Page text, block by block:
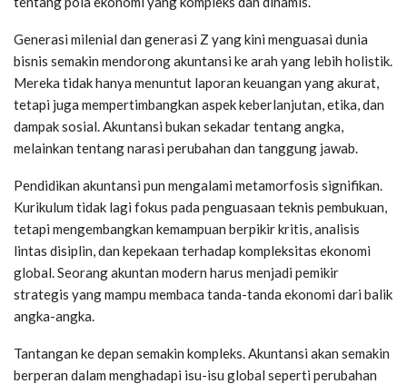
Generasi milenial dan generasi Z yang kini menguasai dunia
bisnis semakin mendorong akuntansi ke arah yang lebih holistik.
Mereka tidak hanya menuntut laporan keuangan yang akurat,
tetapi juga mempertimbangkan aspek keberlanjutan, etika, dan
dampak sosial. Akuntansi bukan sekadar tentang angka,
melainkan tentang narasi perubahan dan tanggung jawab.
Pendidikan akuntansi pun mengalami metamorfosis signifikan.
Kurikulum tidak lagi fokus pada penguasaan teknis pembukuan,
tetapi mengembangkan kemampuan berpikir kritis, analisis
lintas disiplin, dan kepekaan terhadap kompleksitas ekonomi
global. Seorang akuntan modern harus menjadi pemikir
strategis yang mampu membaca tanda-tanda ekonomi dari balik
angka-angka.
Tantangan ke depan semakin kompleks. Akuntansi akan semakin
berperan dalam menghadapi isu-isu global seperti perubahan